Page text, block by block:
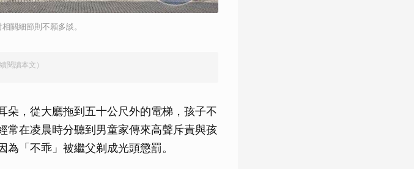
關細節則不願多談。
閱讀本文）
朵，從大廳拖到五十公尺外的電梯，孩子不
常在凌晨時分聽到男童家傳來高聲斥責與孩
「不乖」被繼父剃成光頭懲罰。